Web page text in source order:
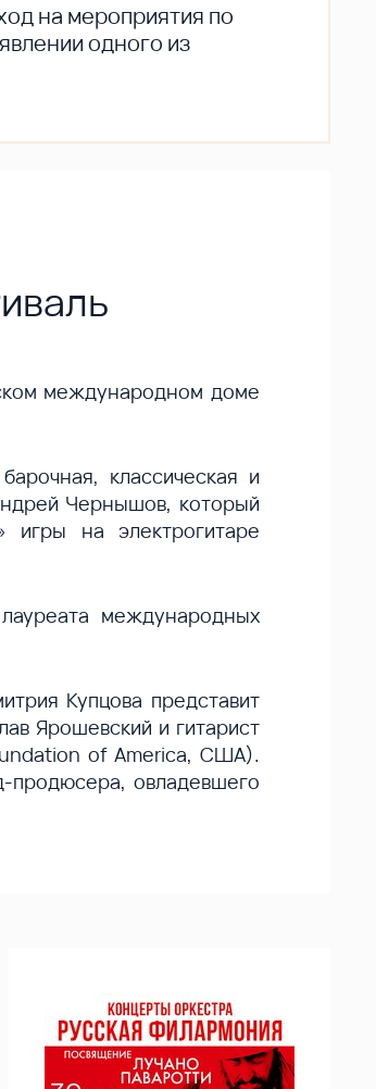
на мероприятия по
одного из
международном доме
классическая и
Чернышов, который
игры на электрогитаре
международных
Купцова представит
Ярошевский и гитарист
of America, США).
продюсера, овладевшего